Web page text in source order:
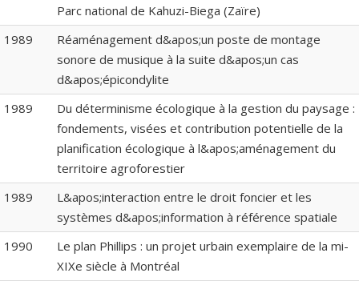
Parc national de Kahuzi-Biega (Zaïre)
1989
Réaménagement d&apos;un poste de montage
sonore de musique à la suite d&apos;un cas
d&apos;épicondylite
1989
Du déterminisme écologique à la gestion du paysage :
fondements, visées et contribution potentielle de la
planification écologique à l&apos;aménagement du
territoire agroforestier
1989
L&apos;interaction entre le droit foncier et les
systèmes d&apos;information à référence spatiale
1990
Le plan Phillips : un projet urbain exemplaire de la mi-
XIXe siècle à Montréal